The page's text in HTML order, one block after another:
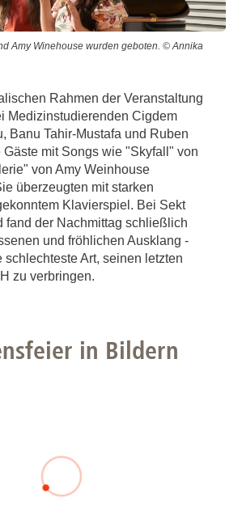
Amy Winehouse wurden geboten. © Annika
Rahmen der Veranstaltung
Medizinstudierenden Cigdem
Banu Tahir-Mustafa und Ruben
Gäste mit Songs wie "Skyfall" von
von Amy Weinhouse
überzeugten mit starken
Klavierspiel. Bei Sekt
fand der Nachmittag schließlich
und fröhlichen Ausklang -
schlechteste Art, seinen letzten
zu verbringen.
in Bildern